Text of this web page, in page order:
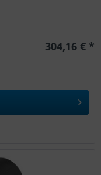
304,16 € *